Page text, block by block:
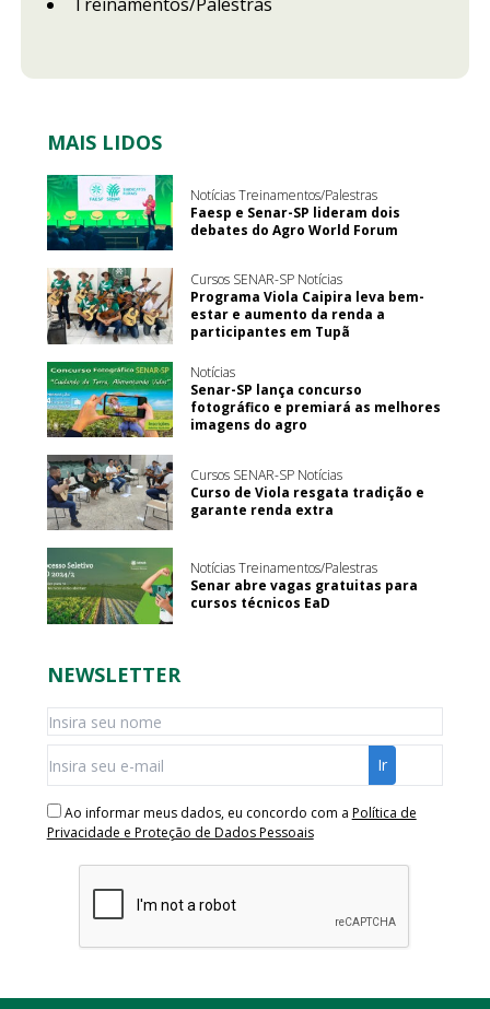
MAIS LIDOS
Notícias Treinamentos/Palestras
Faesp e Senar-SP lideram dois
debates do Agro World Forum
Cursos SENAR-SP Notícias
Programa Viola Caipira leva bem-
estar e aumento da renda a
participantes em Tupã
Notícias
Senar-SP lança concurso
fotográfico e premiará as melhores
imagens do agro
Cursos SENAR-SP Notícias
Curso de Viola resgata tradição e
garante renda extra
Notícias Treinamentos/Palestras
Senar abre vagas gratuitas para
cursos técnicos EaD
NEWSLETTER
Ao informar meus dados, eu concordo com a Política de
Privacidade e Proteção de Dados Pessoais